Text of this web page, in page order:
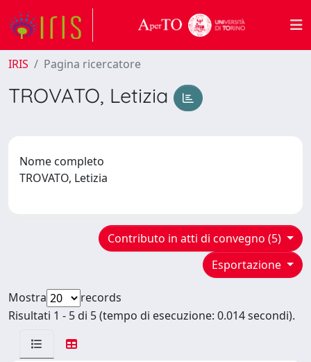
IRIS Pagina ricercatore
TROVATO, Letizia
Nome completo
TROVATO, Letizia
Contributo in atti di convegno (5)
Esportazione
Mostra
records
Risultati 1 - 5 di 5 (tempo di esecuzione: 0.014 secondi).